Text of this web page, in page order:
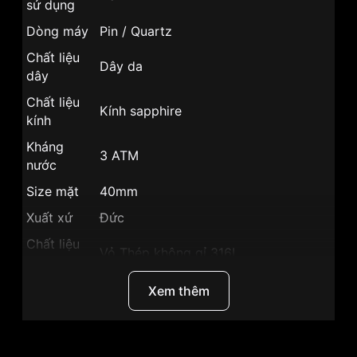
sử dụng
Dòng máy
Pin / Quartz
Chất liệu
dây
Dây da
Chất liệu
kính
Kính sapphire
Kháng
nước
3 ATM
Size mặt
40mm
Xuất xứ
Đức
Chất liệu
Vỏ Thép không gỉ 316L
Mặt tròn
Vỏ Màu Bạc
Xem thêm